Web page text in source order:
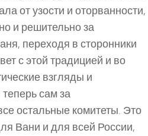
от узости и оторванности,
и решительно за
переходя в сторонники
с этой традицией и во
взгляды и
сам за
остальные комитеты. Это
Вани и для всей России,